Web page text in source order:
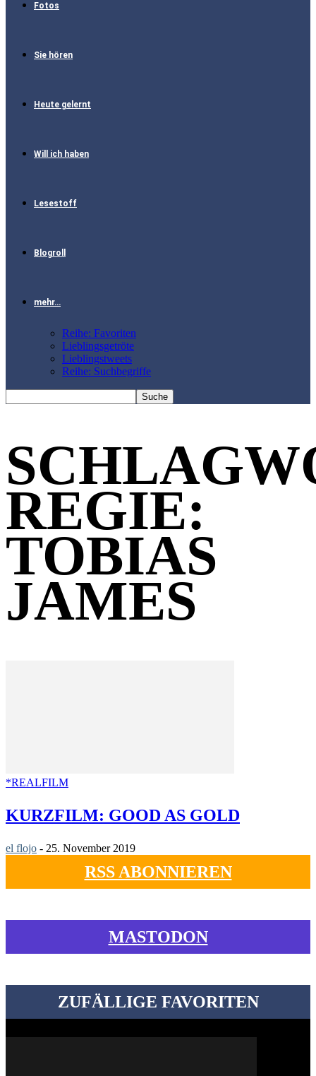
Fotos
Sie hören
Heute gelernt
Will ich haben
Lesestoff
Blogroll
mehr…
Reihe: Favoriten
Lieblingsgetröte
Lieblingstweets
Reihe: Suchbegriffe
REGIE:
TOBIAS
JAMES
*REALFILM
KURZFILM: GOOD AS GOLD
el flojo - 25. November 2019
RSS ABONNIEREN
MASTODON
ZUFÄLLIGE FAVORITEN